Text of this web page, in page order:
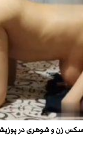
سکس زن و شوهری در